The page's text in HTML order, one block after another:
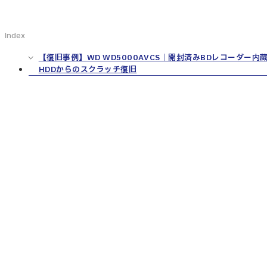
Index
【復旧事例】WD WD5000AVCS｜開封済みBDレコーダー内
HDDからのスクラッチ復旧